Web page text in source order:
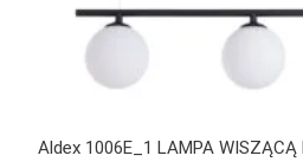
Aldex 1006E_1 LAMPA WISZĄCĄ